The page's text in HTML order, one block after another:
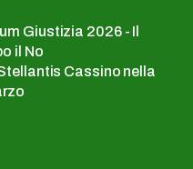
Giustizia 2026 - Il
il No
Cassino nella